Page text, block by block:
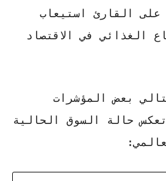
القارئ استيعاب
الغذائي في الاقتصاد
بعض المؤشرات
حالة السوق الحالية